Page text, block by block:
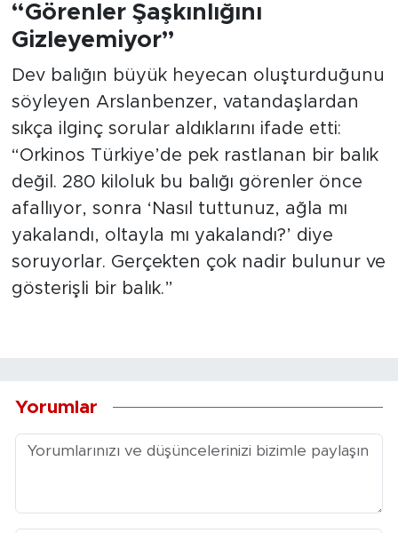
“Görenler Şaşkınlığını
Gizleyemiyor”
Dev balığın büyük heyecan oluşturduğunu
söyleyen Arslanbenzer, vatandaşlardan
sıkça ilginç sorular aldıklarını ifade etti:
“Orkinos Türkiye’de pek rastlanan bir balık
değil. 280 kiloluk bu balığı görenler önce
afallıyor, sonra ‘Nasıl tuttunuz, ağla mı
yakalandı, oltayla mı yakalandı?’ diye
soruyorlar. Gerçekten çok nadir bulunur ve
gösterişli bir balık.”
Yorumlar